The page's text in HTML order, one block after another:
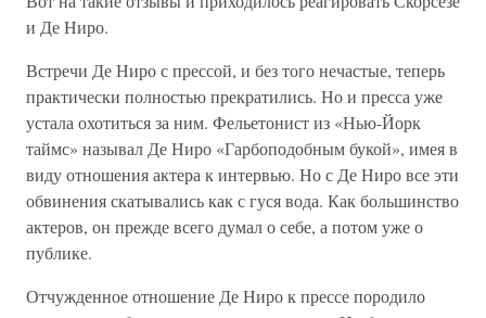
и Де Ниро.
Встречи Де Ниро с прессой, и без того нечастые, теперь
практически полностью прекратились. Но и пресса уже
устала охотиться за ним. Фельетонист из «Нью-Йорк
таймс» называл Де Ниро «Гарбоподобным букой», имея в
виду отношения актера к интервью. Но с Де Ниро все эти
обвинения скатывались как с гуся вода. Как большинство
актеров, он прежде всего думал о себе, а потом уже о
публике.
Отчужденное отношение Де Ниро к прессе породило